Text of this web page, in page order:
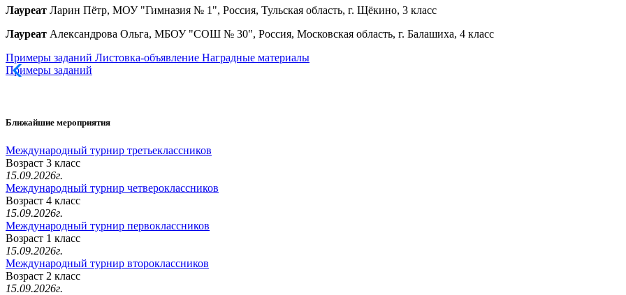
Лауреат Ларин Пётр, МОУ "Гимназия № 1", Россия, Тульская область, г. Щёкино, 3 класс
Лауреат Александрова Ольга, МБОУ "СОШ № 30", Россия, Московская область, г. Балашиха, 4 класс
Примеры заданий Листовка-объявление Наградные материалы
Примеры заданий
Ближайшие мероприятия
Международный турнир третьеклассников
Возраст 3 класс
15.09.2026г.
Международный турнир четвероклассников
Возраст 4 класс
15.09.2026г.
Международный турнир первоклассников
Возраст 1 класс
15.09.2026г.
Международный турнир второклассников
Возраст 2 класс
15.09.2026г.